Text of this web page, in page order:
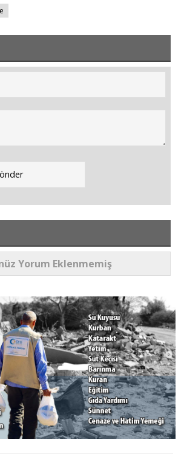
Yorum Eklenmemiş